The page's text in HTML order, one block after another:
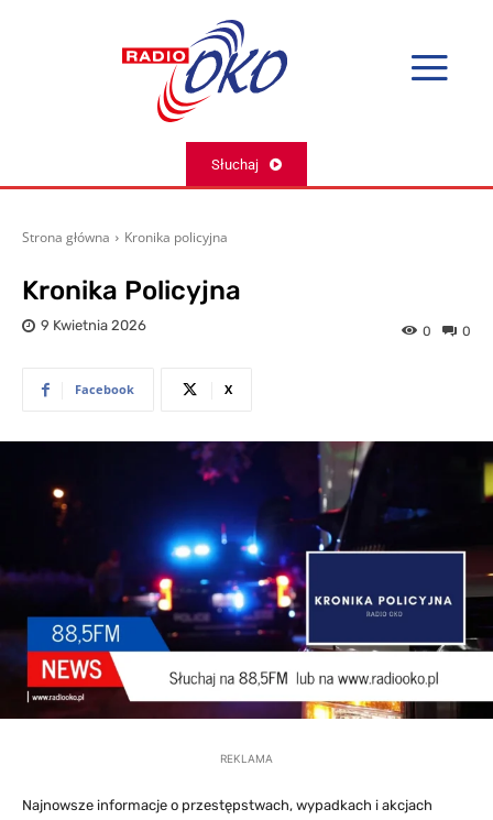
Słuchaj
Strona główna Kronika policyjna
Kronika Policyjna
9 Kwietnia 2026 0
0
Facebook X
REKLAMA
Najnowsze informacje o przestępstwach, wypadkach i akcjach